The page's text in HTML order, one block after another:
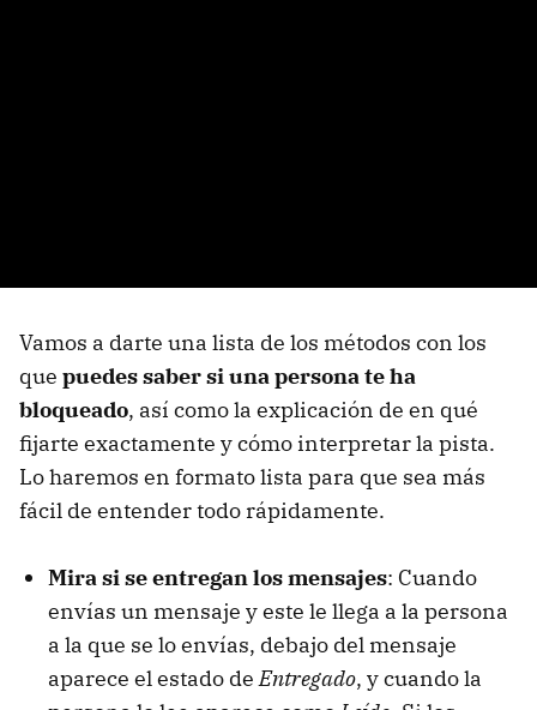
Vamos a darte una lista de los métodos con los
que puedes saber si una persona te ha
bloqueado, así como la explicación de en qué
fijarte exactamente y cómo interpretar la pista.
Lo haremos en formato lista para que sea más
fácil de entender todo rápidamente.
Mira si se entregan los mensajes: Cuando
envías un mensaje y este le llega a la persona
a la que se lo envías, debajo del mensaje
aparece el estado deEntregado, y cuando la